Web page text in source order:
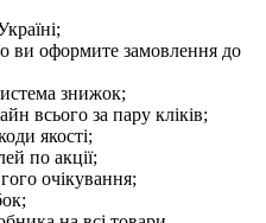
ви оформите замовлення до
знижок;
всього за пару кліків;
якості;
по акції;
очікування;